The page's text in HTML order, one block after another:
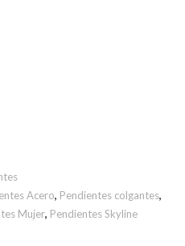
Acero, Pendientes colgantes,
Mujer, Pendientes Skyline